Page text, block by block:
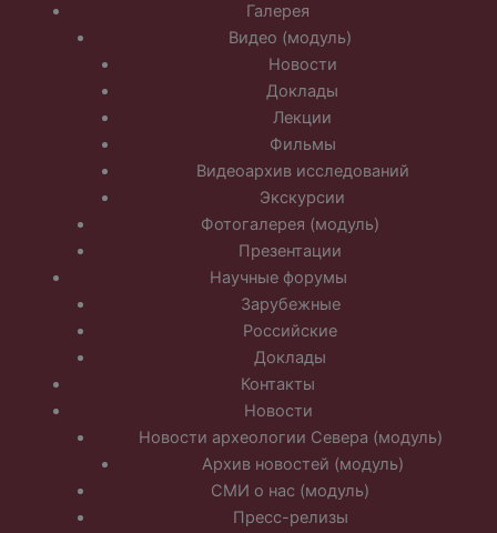
Галерея
Видео (модуль)
Новости
Доклады
Лекции
Фильмы
Видеоархив исследований
Экскурсии
Фотогалерея (модуль)
Презентации
Научные форумы
Зарубежные
Российские
Доклады
Контакты
Новости
Новости археологии Севера (модуль)
Архив новостей (модуль)
СМИ о нас (модуль)
Пресс-релизы